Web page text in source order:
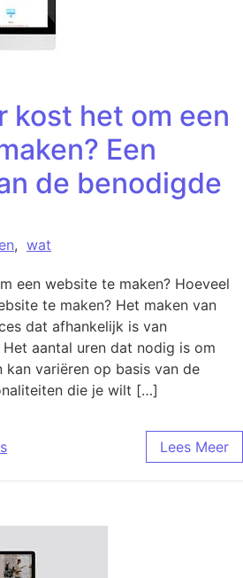
kost het om een
Een
de benodigde
, wat
een website te maken? Hoeveel
te maken? Het maken van
dat afhankelijk is van
aantal uren dat nodig is om
variëren op basis van de
die je wilt […]
Lees Meer